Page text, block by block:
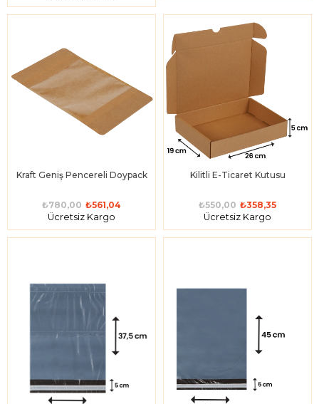
Kraft Geniş Pencereli Doypack
₺561,04
₺780,00
Ücretsiz Kargo
Kilitli E-Ticaret Kutusu
₺358,35
₺550,00
Ücretsiz Kargo